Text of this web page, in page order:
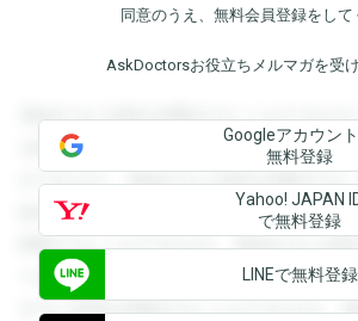
同意のうえ、無料会員登録をして
AskDoctorsお役立ちメルマガを受
登録すると回答を閲覧することができま
を閲覧することができます。登録すると
ができます。登録すると回答を閲覧する
録すると回答を閲覧することができます
閲覧することができます。登録すると回
できます。登録すると回答を閲覧するこ
すると回答を閲覧することができます。
Googleアカウン
無料登録
Yahoo! JAPAN
で無料登録
LINEで無料登録